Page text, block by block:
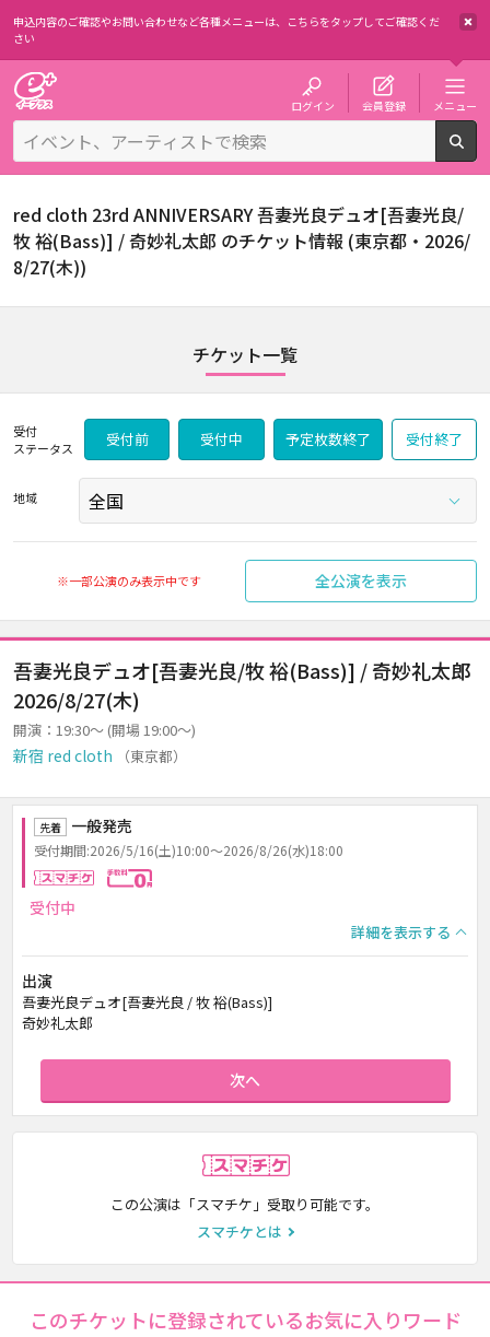
申込内容のご確認やお問い合わせなど各種メニューは、 こちらをタップしてご確認くだ
さい
ログイン 会員登録 メニュー
red cloth 23rd ANNIVERSARY 吾妻光良デュオ[吾妻光良/
牧 裕(Bass)] / 奇妙礼太郎 のチケット情報 (東京都・2026/
8/27(木))
チケット一覧
受付
ステータス
受付前 受付中 予定枚数終了 受付終了
地域
※一部公演のみ表示中です 全公演を表示
吾妻光良デュオ[吾妻光良/牧 裕(Bass)] / 奇妙礼太郎
2026/8/27(木)
開演：19:30～ (開場 19:00～)
新宿 red cloth （東京都）
先着 一般発売
受付期間:2026/5/16(土)10:00～2026/8/26(水)18:00
スマチケ
受付中
詳細を表示する
出演
吾妻光良デュオ[吾妻光良 / 牧 裕(Bass)]
奇妙礼太郎
次へ
この公演は「スマチケ」受取り可能です。
スマチケとは
このチケットに登録されているお気に入りワード